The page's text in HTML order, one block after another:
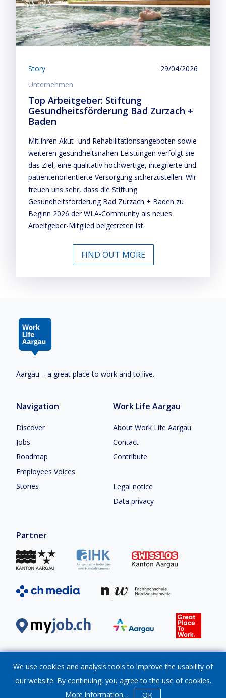
Story
29/04/2026
Unternehmen
Top Arbeitgeber: Stiftung
Gesundheitsförderung Bad Zurzach +
Baden
Mit ihren Akut- und Rehabilitationsangeboten sowie
weiteren gesundheitsnahen Leistungen verfolgt sie
das Ziel, eine qualitativ hochwertige, integrierte und
patientenorientierte Versorgung sicherzustellen. Wir
freuen uns sehr, dass die Stiftung
Gesundheitsförderung Bad Zurzach + Baden zu
Beginn 2026 der WLA-Community als neues
Arbeitgeber-Mitglied beigetreten ist.
FIND OUT MORE
Aargau – a great place to work and to live.
Navigation
Discover
Jobs
Roadmap
Employees Voices
Stories
Work Life Aargau
About Work Life Aargau
Contact
Contribute
Legal notice
Data privacy
Partner
© Verein Work Life Aargau2026
We use cookies and analysis tools to improve the usability of
our website. By continuing, you agree to the use of cookies.
More information… OK